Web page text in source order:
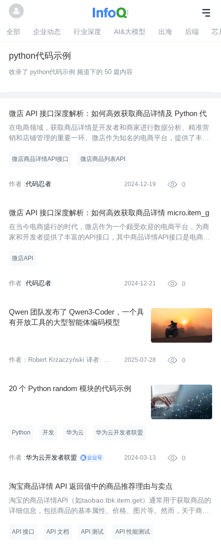
全部 企业动态 行业深度 AI&大模型 出海 后端 芯
python代码示例
收录了 python代码示例 频道下的 50 篇内容
微店 API 接口深度解析：如何高效获取商品详情及 Python 代
码示例
在电商领域，获取商品详情是开发者和商家进行数据分析、精准营
销和店铺管理的重要一环。微店作为知名的电商平台，提供了丰富
详细介绍如何使用微店API接口获取商品详情，并提供Python代码
微店商品详情API接口 微店商品列表API
作者 :代码忍者 2024-12-19  0
微店 API 接口深度解析：如何高效获取商品详情 micro.item_g
et 及 Python 代码示例
在当今电商盛行的时代，微店作为一个颇受欢迎的电商平台，为商
家和开发者提供了丰富的API接口，其中商品详情API接口是电商应
本文将详细介绍如何使用微店商品详情API接口，并附上Python代
微店API
作者 :代码忍者 2024-12-21  0
Qwen 团队发布了 Qwen3-Coder，一个具
有开放工具的大型智能体编码模型
作者：Robert Krzaczyński 译者:
2025-07-28  0
20 个 Python random 模块的代码示例
Python 开发 华为云 华为云开发者联盟
作者 :华为云开发者联盟 2024-03-13  0
淘宝商品详情 API 返回值中的商品推荐理由与卖点
淘宝的商品详情API（如taobao.tbk.item.get）通常用于获取商品的
详细信息，包括商品的基本属性、价格、图片等。然而，关于商品
因为这些信息通常是由商家在发布商品时填写的，并且可能以文本
API 接口 API 文档 API 测试 API 性能测试